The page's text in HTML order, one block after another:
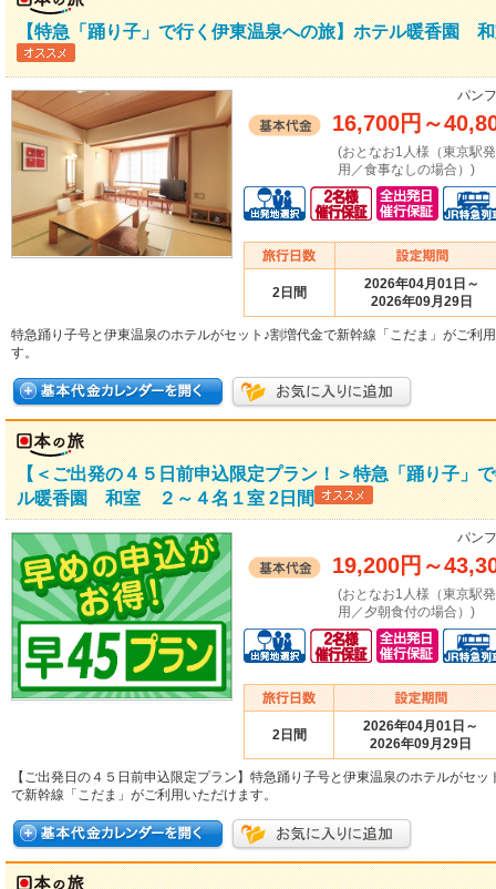
【特急「踊り子」で行く伊東温泉への旅】ホテル暖香園
パン
16,700円 ～
(おとなお1人様（東京駅
用／食事なしの場合）)
2日間
2026年04月01日～
2026年09月29日
特急踊り子号と伊東温泉のホテルがセット♪割増代金で新幹線「こだま」がご利
す。
【＜ご出発の４５日前申込限定プラン！＞特急「踊り子」
ル暖香園 和室 ２～４名１室 2日間
パン
19,200円 ～
(おとなお1人様（東京駅
用／夕朝食付の場合）)
2日間
2026年04月01日～
2026年09月29日
【ご出発日の４５日前申込限定プラン】特急踊り子号と伊東温泉のホテルがセッ
で新幹線「こだま」がご利用いただけます。